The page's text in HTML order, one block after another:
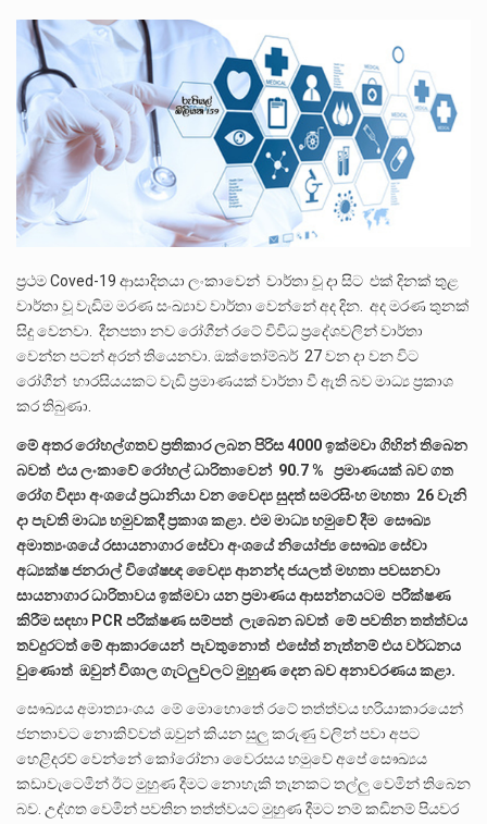
මේ, දන්නා හඳුනන ලියන්නකුගේ නන්නාඳුනන අඩවියක සැරිසරා ලද ආස්වාදනීය මොහොතක සිංහාවලෝකනයකි .කෙටි කවියක දිගු බර…
වත්මන් ආණ්ඩුවේ ප්‍රධාන පාර්ශවකරුවා වන ජනතා විමුක්ති පෙරමුණේ කාලයක පටන් තිබුණු ප්‍රධාන සටන් පාඨයක් වූවේ…
ප්‍රථම Coved-19 ආසාදිතයා ලංකාවෙන් වාර්තා වූ දා සිට එක් දිනක් තුළ
වාර්තා වූ වැඩිම මරණ සංඛ්‍යාව වාර්තා වෙන්නේ අද දින. අද මරණ තුනක්
සිදු වෙනවා. දීනපතා නව රෝගීන් රටේ විවිධ ප්‍රදේශවලින් වාර්තා
වෙන්න පටන් අරන් තියෙනවා. ඔක්තෝම්බර් 27 වන දා වන විට
රෝගීන් හාරසියයකට වැඩි ප්‍රමාණයක් වාර්තා වී ඇති බව මාධ්‍ය ප්‍රකාශ
කර තිබුණා.
මේ අතර රෝහල්ගතව ප්‍රතිකාර ලබන පිරිස 4000 ඉක්මවා ගිහින් තිබෙන
බවත් එය ලංකාවේ රෝහල් ධාරිතාවෙන් 90.7 % ප්‍රමාණයක් බව ගත
රෝග විද්‍යා අංශයේ ප්‍රධානියා වන වෛද්‍ය සුදත් සමරසිංහ මහතා 26 වැනි
දා පැවති මාධ්‍ය හමුවකදී ප්‍රකාශ කළා. එම මාධ්‍ය හමුවේ දීම සෞඛ්‍ය
අමාත්‍යංශයේ රසායනාගාර සේවා අංශයේ නියෝජ්‍ය සෞඛ්‍ය සේවා
අධ්‍යක්ෂ ජනරාල් විශේෂඥ වෛද්‍ය ආනන්ද ජයලත් මහතා පවසනවා
සායනාගාර ධාරිතාවය ඉක්මවා යන ප්‍රමාණය ආසන්නයටම පරීක්ෂණ
කිරීම සඳහා PCR පරීක්ෂණ සම්පත් ලැබෙන බවත් මේ පවතින තත්ත්වය
තවදුරටත් මේ ආකාරයෙන් පැවතුනොත් එසේත් නැත්නම් එය වර්ධනය
වුණොත් ඔවුන් විශාල ගැටලුවලට මුහුණ දෙන බව අනාවරණය කළා.
සෞඛ්‍යය අමාත්‍යාංශය මේ මොහොතේ රටේ තත්ත්වය හරියාකාරයෙන්
ජනතාවට නොකිව්වත් ඔවුන් කියන සුලු කරුණු වලින් පවා අපට
හෙළිදරව් වෙන්නේ කෝරෝනා වෛරසය හමුවේ අපේ සෞඛ්‍යය
කඩාවැටෙමින් ඊට මුහුණ දීමට නොහැකි තැනකට තල්ලු වෙමින් තිබෙන
බව. උද්ගත වෙමින් පවතින තත්ත්වයට මුහුණ දීමට නම් කඩිනම් පියවර